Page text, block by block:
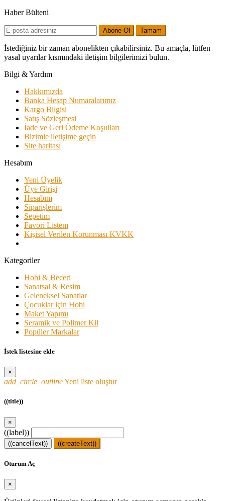
Haber Bülteni
Abone Ol Tamam
İstediğiniz bir zaman abonelikten çıkabilirsiniz. Bu amaçla, lütfen
yasal uyarılar kısmındaki iletişim bilgilerimizi bulun.
Bilgi & Yardım
Hakkımızda
Banka Hesap Numaralarımız
Kargo Bilgisi
Satış Sözleşmesi
İade ve Geri Ödeme Koşulları
Bizimle iletişime geçin
Site haritası
Hesabım
Yeni Üyelik
Üye Girişi
Hesabım
Siparişlerim
Sepetim
Favori Listem
Kişisel Verilen Korunması KVKK
Kategoriler
Hobi & Beceri
Sanatsal & Resim
Geleneksel Sanatlar
Çocuklar için Hobi
Maket Yapımı
Seramik ve Polimer Kil
Popüler Markalar
İstek listesine ekle
×
add_circle_outlineYeni liste oluştur
((title))
×
((label))
((cancelText)) ((createText))
Oturum Aç
×